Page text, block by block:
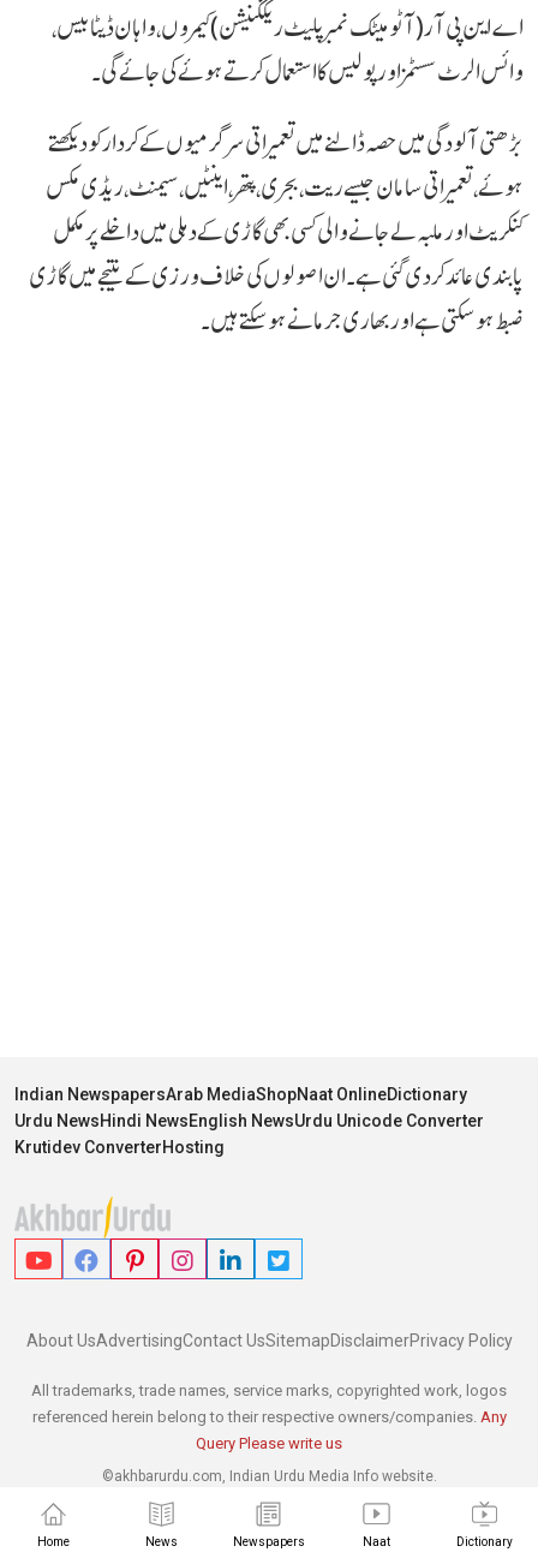
اے این پی آر (آٹومیٹک نمبر پلیٹ ریکگنیشن) کیمروں، واہان ڈیٹا بیس،
وائس الرٹ سسٹمز اور پولیس کا استعمال کرتے ہوئے کی جائے گی۔
بڑھتی آلودگی میں حصہ ڈالنے میں تعمیراتی سرگرمیوں کے کردار کو دیکھتے
ہوئے، تعمیراتی سامان جیسے ریت، بجری، پتھر، اینٹیں، سیمنٹ، ریڈی مکس
کنکریٹ اور ملبہ لے جانے والی کسی بھی گاڑی کے دہلی میں داخلے پر مکمل
پابندی عائد کر دی گئی ہے۔ ان اصولوں کی خلاف ورزی کے نتیجے میں گاڑی
ضبط ہو سکتی ہے اور بھاری جرمانے ہو سکتے ہیں۔
Indian NewspapersArab MediaShopNaat OnlineDictionary
Urdu NewsHindi NewsEnglish NewsUrdu Unicode Converter
Krutidev ConverterHosting
About UsAdvertisingContact UsSitemapDisclaimerPrivacy Policy
All trademarks, trade names, service marks, copyrighted work, logos
referenced herein belong to their respective owners/companies. Any
Query Please write us
©akhbarurdu.com, Indian Urdu Media Info website.
Home News Newspapers Naat Dictionary